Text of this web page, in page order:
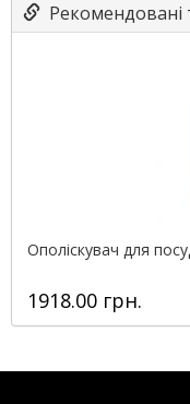
Рекомендовані
Ополіскувач для
1918.00 грн.